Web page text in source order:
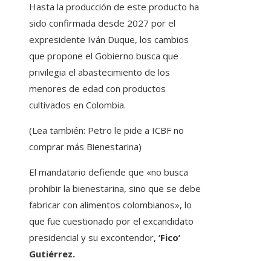
Hasta la producción de este producto ha
sido confirmada desde 2027 por el
expresidente Iván Duque, los cambios
que propone el Gobierno busca que
privilegia el abastecimiento de los
menores de edad con productos
cultivados en Colombia.
(Lea también: Petro le pide a ICBF no
comprar más Bienestarina)
El mandatario defiende que «no busca
prohibir la bienestarina, sino que se debe
fabricar con alimentos colombianos», lo
que fue cuestionado por el excandidato
presidencial y su excontendor, ‘Fico’
Gutiérrez.